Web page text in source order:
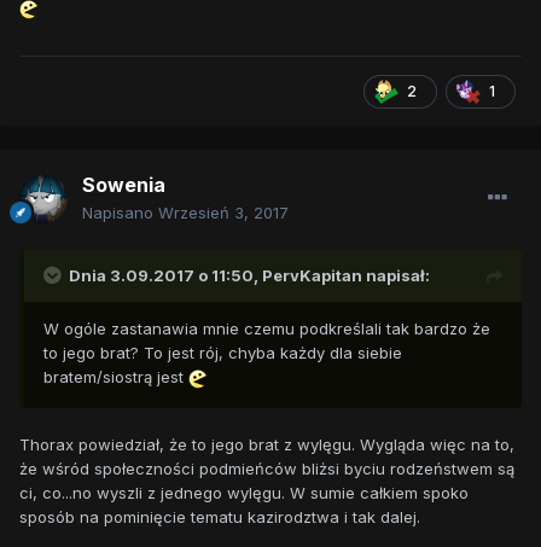
2 1
Sowenia
Napisano Wrzesień 3, 2017
Dnia 3.09.2017 o 11:50, PervKapitan napisał:
W ogóle zastanawia mnie czemu podkreślali tak bardzo że
to jego brat? To jest rój, chyba każdy dla siebie
bratem/siostrą jest
Thorax powiedział, że to jego brat z wylęgu. Wygląda więc na to,
że wśród społeczności podmieńców bliżsi byciu rodzeństwem są
ci, co...no wyszli z jednego wylęgu. W sumie całkiem spoko
sposób na pominięcie tematu kazirodztwa i tak dalej.